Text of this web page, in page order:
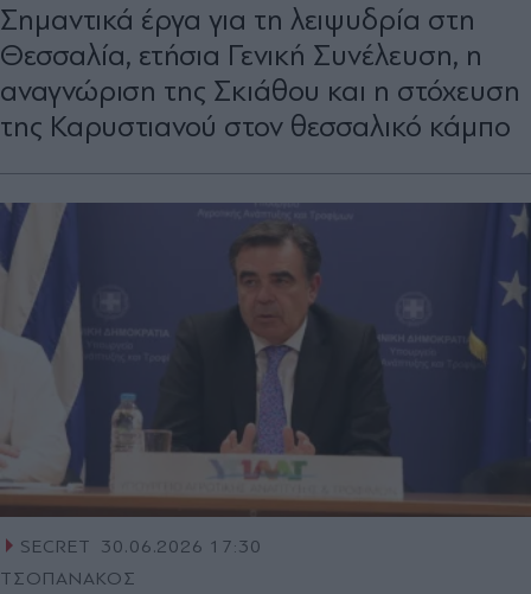
Σημαντικά έργα για τη λειψυδρία στη
Θεσσαλία, ετήσια Γενική Συνέλευση, η
αναγνώριση της Σκιάθου και η στόχευση
της Καρυστιανού στον θεσσαλικό κάµπο
SECRET
30.06.2026 17:30
ΤΣΟΠΑΝΑΚΟΣ